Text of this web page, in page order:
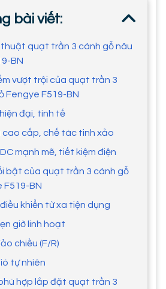
bài viết:
thuật quạt trần 3 cánh gỗ nâu
BN
vượt trội của quạt trần 3
Fengye F519-BN
đại, tinh tế
cao cấp, chế tác tinh xảo
mạnh mẽ, tiết kiệm điện
bật của quạt trần 3 cánh gỗ
F519-BN
khiển từ xa tiện dụng
giờ linh hoạt
chiều (F/R)
tự nhiên
hợp lắp đặt quạt trần 3